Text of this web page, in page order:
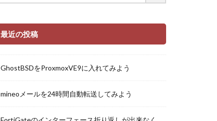
最近の投稿
GhostBSDをProxmoxVE9に入れてみよう
mineoメールを24時間自動転送してみよう